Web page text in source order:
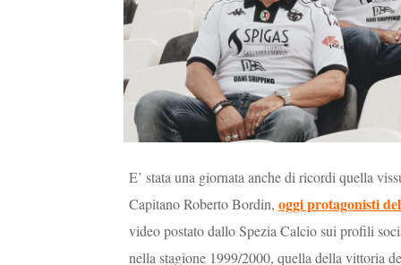
E’ stata una giornata anche di ricordi quella
Capitano Roberto Bordin, oggi protagonisti
video postato dallo Spezia Calcio sui profili
nella stagione 1999/2000, quella della vittoria